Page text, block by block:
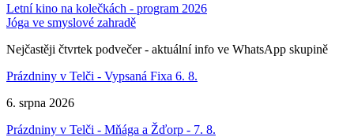
Letní kino na kolečkách - program 2026
Jóga ve smyslové zahradě
Nejčastěji čtvrtek podvečer - aktuální info ve WhatsApp skupině
Prázdniny v Telči - Vypsaná Fixa 6. 8.
6. srpna 2026
Prázdniny v Telči - Mňága a Žďorp - 7. 8.